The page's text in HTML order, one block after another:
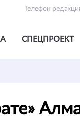
Телефон
СПЕЦПРОЕКТ